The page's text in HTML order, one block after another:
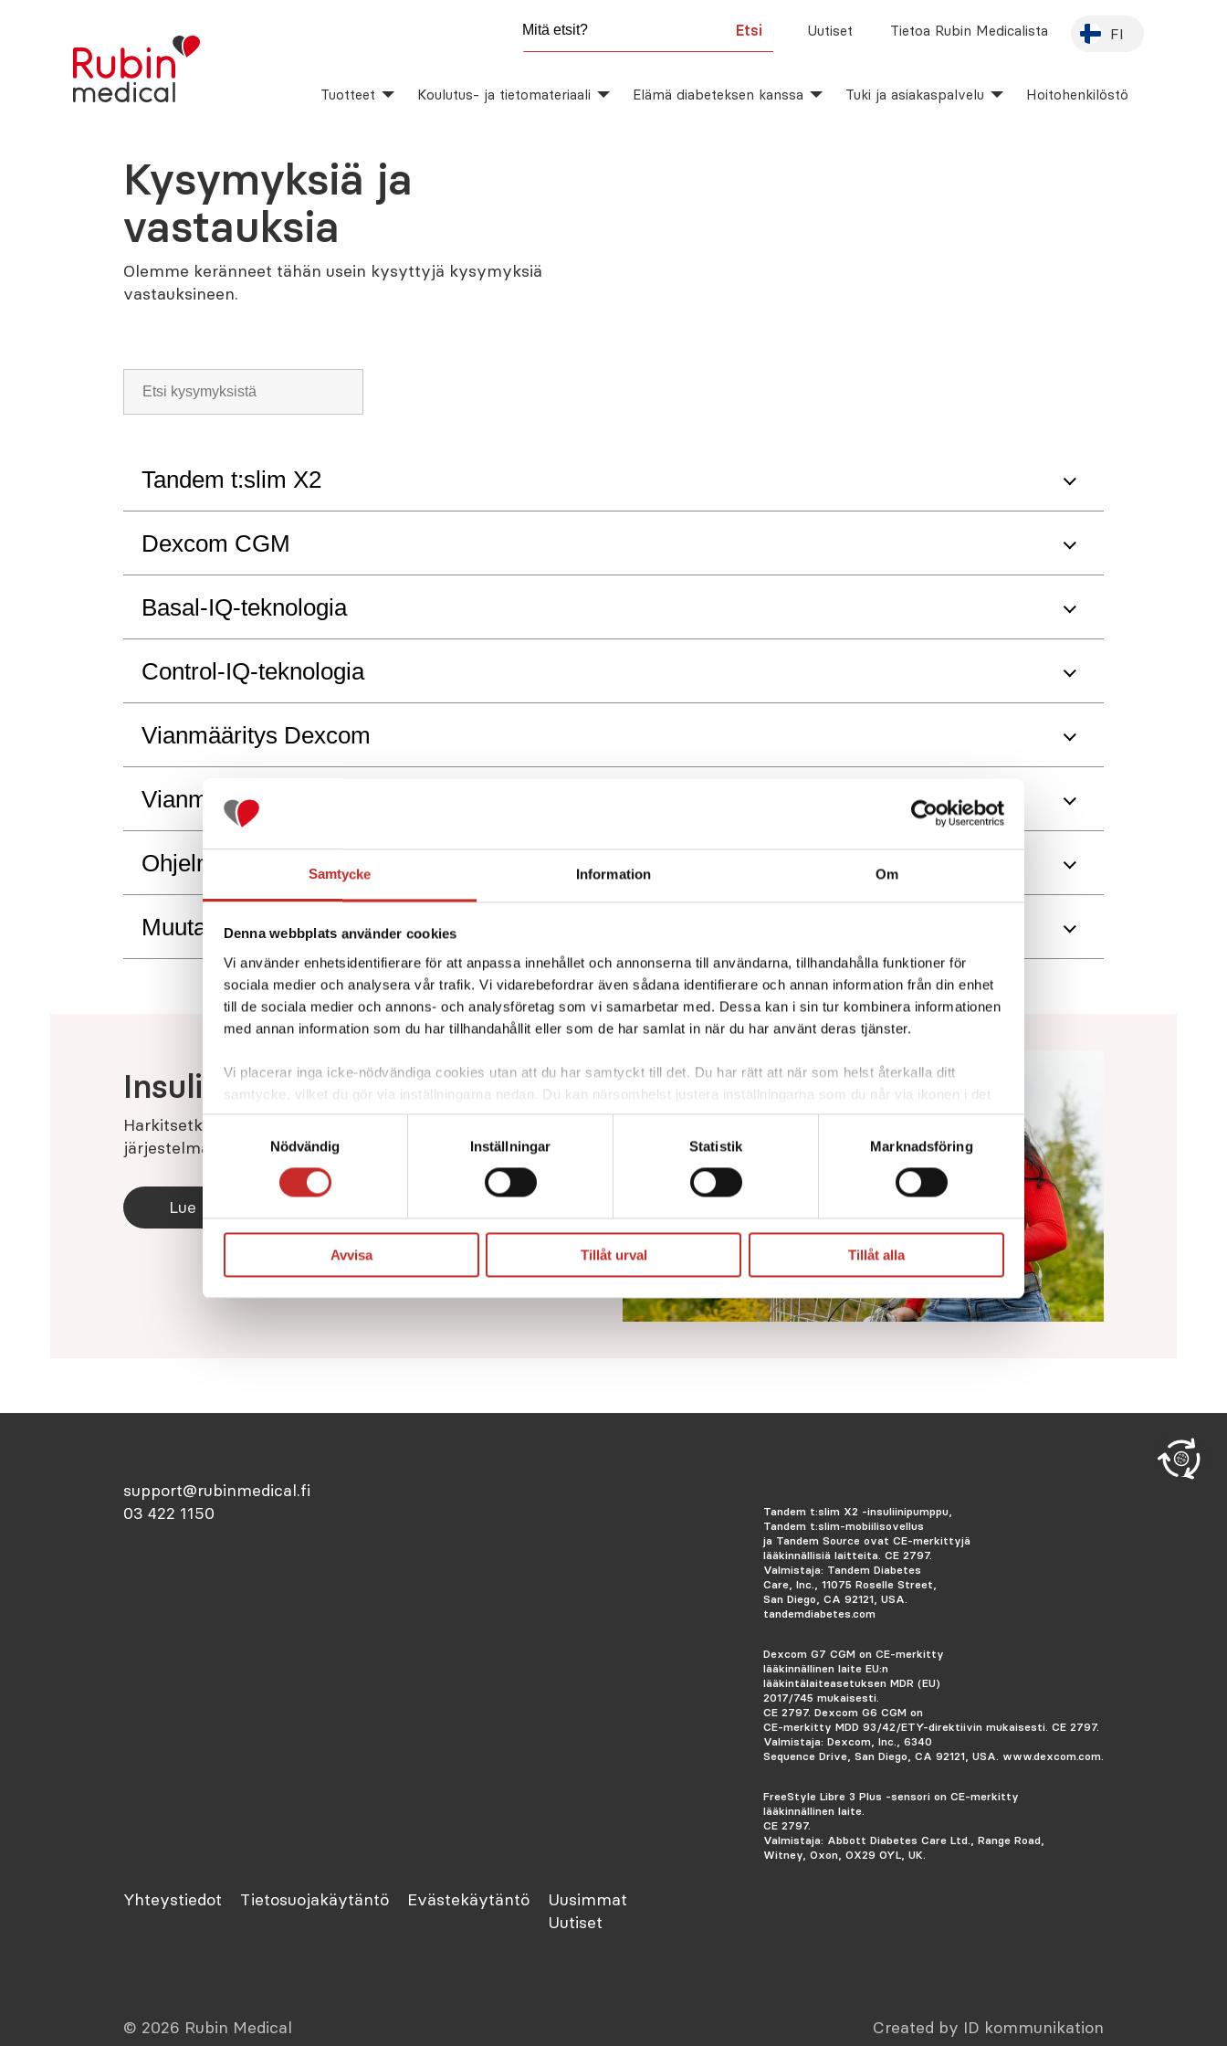
Samtycke Information Om
Denna webbplats använder cookies
Vi använder enhetsidentifierare för att anpassa innehållet och annonserna till användarna, tillhandahålla funktioner för
sociala medier och analysera vår trafik. Vi vidarebefordrar även sådana identifierare och annan information från din enhet
till de sociala medier och annons- och analysföretag som vi samarbetar med. Dessa kan i sin tur kombinera informationen
med annan information som du har tillhandahållit eller som de har samlat in när du har använt deras tjänster.
Vi placerar inga icke-nödvändiga cookies utan att du har samtyckt till det. Du har rätt att när som helst återkalla ditt
samtycke, vilket du gör via inställningarna nedan. Du kan närsomhelst justera inställningarna som du når via ikonen i det
nedre vänstra hörnet av din skärm. Väljer du att inte ge ditt samtycke kommer vi enbart placera cookies som är
nödvändiga för webbplatsens funktion. För mer information om cookies och vår personuppgiftshantering,
se
vår personuppgiftspolicy
Samtyckesval
Nödvändig
Inställningar Statistik Marknadsföring
Avvisa Tillåt urval Tillåt alla
Etsi Uutiset Tietoa Rubin Medicalista FI
Tuotteet Koulutus- ja tietomateriaali Elämä diabeteksen kanssa Tuki ja asiakaspalvelu Hoitohenkilöstö
Kysymyksiä ja
vastauksia
Olemme keränneet tähän usein kysyttyjä kysymyksiä
vastauksineen.
bland
frågor
och
svar
Tandem t:slim X2
Dexcom CGM
Basal-IQ-teknologia
Control-IQ-teknologia
Vianmääritys Dexcom
Vianmääritys Tandem t:slim X2
Ohjelmistopäivitys
Muuta
Insuliinipumppu­järjestelmä
Harkitsetko insuliinipumppua? Lue lisää siitä, miten
järjestelmämme voi helpottaa elämääsi.
Lue lisää klikkaamalla tästä
support@rubinmedical.fi
03 422 1150
Tandem t:slim X2 -insuliinipumppu,
Tandem t:slim-mobiilisovellus
ja Tandem Source ovat CE-merkittyjä
lääkinnällisiä laitteita. CE 2797.
Valmistaja: Tandem Diabetes
Care, Inc., 11075 Roselle Street,
San Diego, CA 92121, USA.
tandemdiabetes.com
Dexcom G7 CGM on CE-merkitty
lääkinnällinen laite EU:n
lääkintälaiteasetuksen MDR (EU)
2017/745 mukaisesti.
CE 2797. Dexcom G6 CGM on
CE-merkitty MDD 93/42/ETY-direktiivin mukaisesti. CE 2797.
Valmistaja: Dexcom, Inc., 6340
Sequence Drive, San Diego, CA 92121, USA. www.dexcom.com.
FreeStyle Libre 3 Plus -sensori on CE-merkitty
lääkinnällinen laite.
CE 2797.
Valmistaja: Abbott Diabetes Care Ltd., Range Road,
Witney, Oxon, OX29 OYL, UK.
Yhteystiedot Tietosuojakäytäntö Evästekäytäntö
Uusimmat
Uutiset
© 2026 Rubin Medical Created by ID kommunikation